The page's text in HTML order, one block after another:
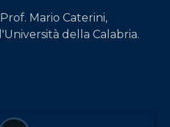
Mario Caterini,
della Calabria.